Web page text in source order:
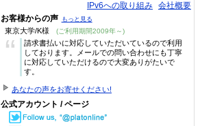
IPv6への取り組み 会社概要
お客様からの声 もっと見る
東京大学/K様 (ご利用期間2009年～)
“
請求書払いに対応していただいているので利用
しております。メールでの問い合わせにも丁寧
に対応していただけるので大変ありがたいで
す。
あなたの声をお寄せください!
公式アカウント / ページ